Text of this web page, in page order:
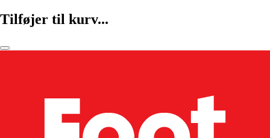
Tilføjer til kurv...